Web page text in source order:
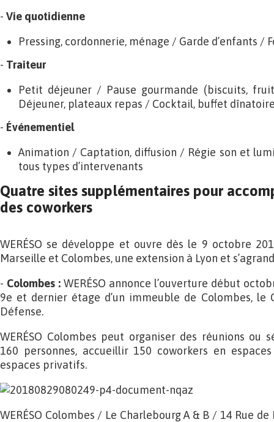
- Vie quotidienne
Pressing, cordonnerie, ménage / Garde d’enfants
- Traiteur
Petit déjeuner / Pause gourmande (biscuits,
Déjeuner, plateaux repas / Cocktail, buffet
- Événementiel
Animation / Captation, diffusion / Régie son et
tous types d’intervenants
Quatre sites supplémentaires pour
des coworkers
WERÉSO se développe et ouvre dès le 9 octobre
Marseille et Colombes, une extension à Lyon et
- Colombes : WERÉSO annonce l’ouverture début
9e et dernier étage d’un immeuble de Colombes, le
Défense.
WERÉSO Colombes peut organiser des réunions ou
160 personnes, accueillir 150 coworkers en
espaces privatifs.
WERÉSO Colombes / Le Charlebourg A & B / 14 Rue